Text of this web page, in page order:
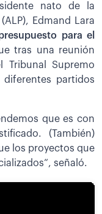
nato de la
Edmand Lara
para el
tras una reunión
Tribunal Supremo
partidos
que es con
(También)
los proyectos que
señaló.